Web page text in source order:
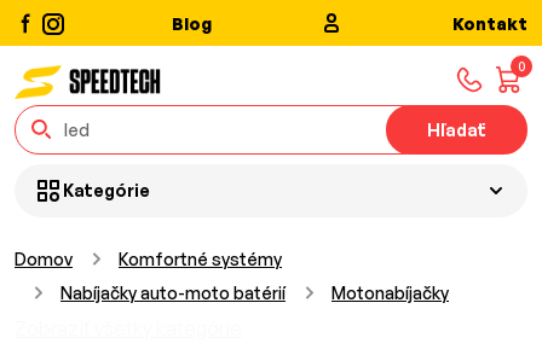
Blog Kontakt
0
Hľadať
Kategórie
Domov
Komfortné systémy
Nabíjačky auto-moto batérií
Motonabíjačky